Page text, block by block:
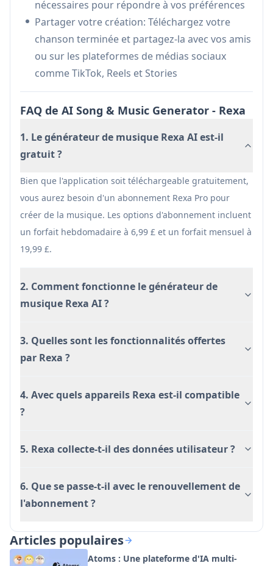
Parfait pour créer de la musique de fond
originale pour les vidéos TikTok, les Reels
Instagram et autres contenus de médias
l'écriture de chansons et la création musicale
pour le plaisir sans formation professionnelle
Prototypage de musique professionnelle: Aide
et à créer des ébauches de chansons pour un
développement ultérieur
Avantages
Aucune expérience musicale requise
Plusieurs options de genre
Inconvénients
complet
Coût d'abonnement relativement élevé
nécessaires pour répondre à vos préférences
Partager votre création: Téléchargez votre
chanson terminée et partagez-la avec vos amis
ou sur les plateformes de médias sociaux
comme TikTok, Reels et Stories
FAQ de AI Song & Music Generator - Rexa
1. Le générateur de musique Rexa AI est-il
gratuit ?
Bien que l'application soit téléchargeable gratuitement,
vous aurez besoin d'un abonnement Rexa Pro pour
créer de la musique. Les options d'abonnement incluent
un forfait hebdomadaire à 6,99 £ et un forfait mensuel à
19,99 £.
2. Comment fonctionne le générateur de
musique Rexa AI ?
3. Quelles sont les fonctionnalités offertes
par Rexa ?
4. Avec quels appareils Rexa est-il compatible
?
5. Rexa collecte-t-il des données utilisateur ?
6. Que se passe-t-il avec le renouvellement de
l'abonnement ?
Articles populaires
Atoms : Une plateforme d'IA multi-